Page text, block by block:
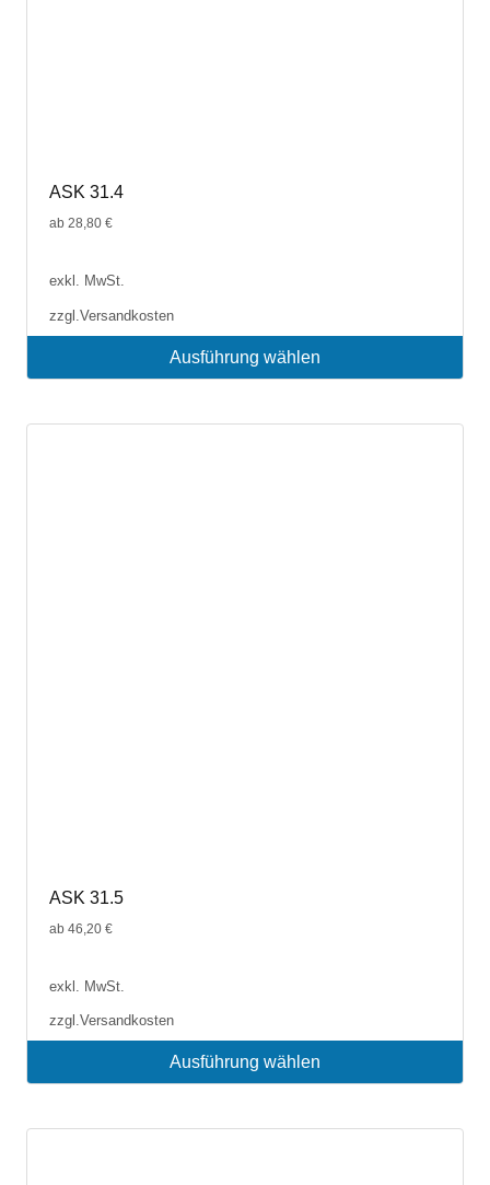
ASK 31.4
ab 28,80 €
exkl. MwSt.
zzgl. Versandkosten
Ausführung wählen
ASK 31.5
ab 46,20 €
exkl. MwSt.
zzgl. Versandkosten
Ausführung wählen